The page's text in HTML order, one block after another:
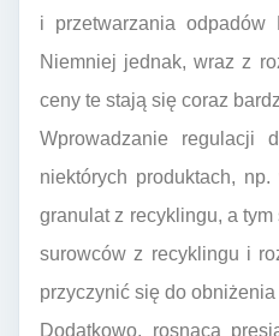
i przetwarzania
Niemniej jednak, wraz z
ceny te stają się coraz
Wprowadzanie regulacji
niektórych produktach,
granulat z recyklingu, a
surowców z recyklingu i
przyczynić się do
Dodatkowo, rosnąca